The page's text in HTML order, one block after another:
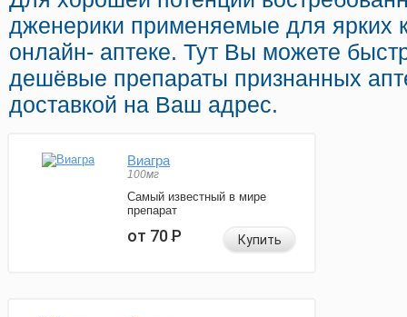
дженерики применяемые для ярких
онлайн- аптеке. Тут Вы можете
дешёвые препараты признанных
доставкой на Ваш адрес.
Виагра
100мг
Самый известный в мире
препарат
от 70Р Купить